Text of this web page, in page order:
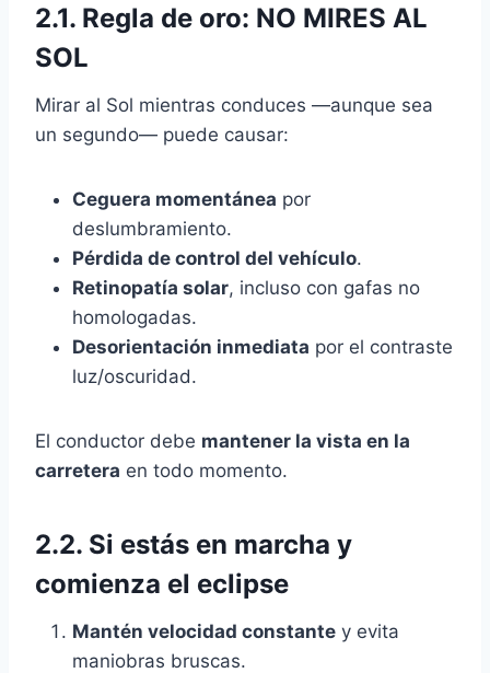
2.1. Regla de oro: NO MIRES AL
SOL
Mirar al Sol mientras conduces —aunque sea
un segundo— puede causar:
Ceguera momentánea por
deslumbramiento.
Pérdida de control del vehículo.
Retinopatía solar, incluso con gafas no
homologadas.
Desorientación inmediata por el contraste
luz/oscuridad.
El conductor debe mantener la vista en la
carretera en todo momento.
2.2. Si estás en marcha y
comienza el eclipse
Mantén velocidad constante y evita
maniobras bruscas.